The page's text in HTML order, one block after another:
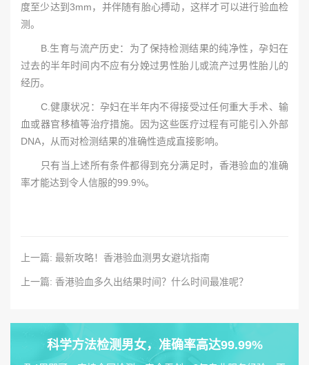
度至少达到3mm，并伴随有胎心搏动，这样才可以进行验血检
测。
B.生育与流产历史：为了保持检测结果的纯净性，孕妇在
过去的半年时间内不应有分娩过男性胎儿或流产过男性胎儿的
经历。
C.健康状况：孕妇在半年内不得接受过任何重大手术、输
血或器官移植等治疗措施。因为这些医疗过程有可能引入外部
DNA，从而对检测结果的准确性造成直接影响。
只有当上述所有条件都得到充分满足时，香港验血的准确
率才能达到令人信服的99.9%。
上一篇: 最新攻略！香港验血测男女避坑指南
上一篇: 香港验血多久出结果时间？什么时间最准呢？
科学方法检测男女，准确率高达99.99%